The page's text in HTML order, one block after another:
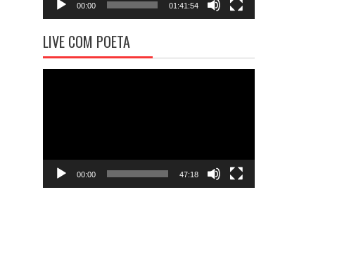
00:00 01:41:54
LIVE COM POETA
00:00 47:18